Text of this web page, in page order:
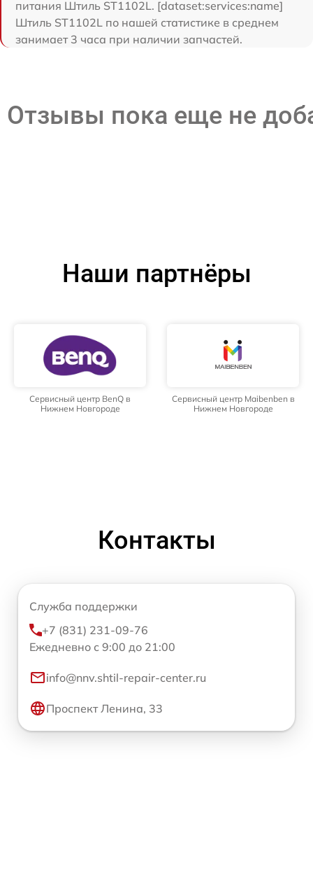
питания Штиль ST1102L. [dataset:services:name]
Штиль ST1102L по нашей статистике в среднем
занимает 3 часа при наличии запчастей.
Отзывы пока еще не
Наши партнёры
Сервисный центр BenQ в
Нижнем Новгороде
Сервисный центр Maibenben в
Нижнем Новгороде
Контакты
Служба поддержки
+7 (831) 231-09-76
Ежедневно с 9:00 до 21:00
info@nnv.shtil-repair-center.ru
Проспект Ленина, 33